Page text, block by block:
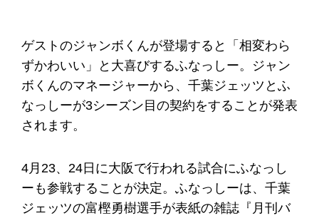
ゲストのジャンボくんが登場すると「相変わら
ずかわいい」と大喜びするふなっしー。ジャン
ボくんのマネージャーから、千葉ジェッツとふ
なっしーが3シーズン目の契約をすることが発表
されます。
4月23、24日に大阪で行われる試合にふなっし
ーも参戦することが決定。ふなっしーは、千葉
ジェッツの富樫勇樹選手が表紙の雑誌『月刊バ